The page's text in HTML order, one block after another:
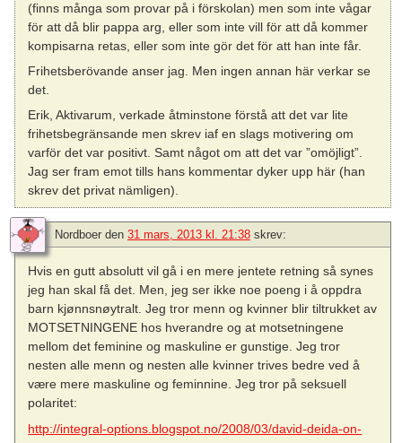
(finns många som provar på i förskolan) men som inte vågar
för att då blir pappa arg, eller som inte vill för att då kommer
kompisarna retas, eller som inte gör det för att han inte får.
Frihetsberövande anser jag. Men ingen annan här verkar se
det.
Erik, Aktivarum, verkade åtminstone förstå att det var lite
frihetsbegränsande men skrev iaf en slags motivering om
varför det var positivt. Samt något om att det var ”omöjligt”.
Jag ser fram emot tills hans kommentar dyker upp här (han
skrev det privat nämligen).
Nordboer den 31 mars, 2013 kl. 21:38 skrev:
Hvis en gutt absolutt vil gå i en mere jentete retning så synes
jeg han skal få det. Men, jeg ser ikke noe poeng i å oppdra
barn kjønnsnøytralt. Jeg tror menn og kvinner blir tiltrukket av
MOTSETNINGENE hos hverandre og at motsetningene
mellom det feminine og maskuline er gunstige. Jeg tror
nesten alle menn og nesten alle kvinner trives bedre ved å
være mere maskuline og feminnine. Jeg tror på seksuell
polaritet:
http://integral-options.blogspot.no/2008/03/david-deida-on-